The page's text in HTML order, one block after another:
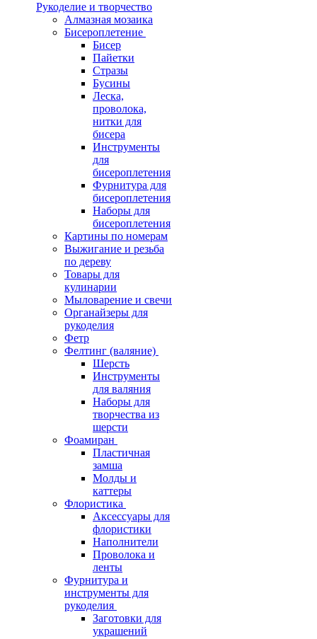
Рукоделие и творчество
Алмазная мозаика
Бисероплетение
Бисер
Пайетки
Стразы
Бусины
Леска,
проволока,
нитки для
бисера
Инструменты
для
бисероплетения
Фурнитура для
бисероплетения
Наборы для
бисероплетения
Картины по номерам
Выжигание и резьба
по дереву
Товары для
кулинарии
Мыловарение и свечи
Органайзеры для
рукоделия
Фетр
Фелтинг (валяние)
Шерсть
Инструменты
для валяния
Наборы для
творчества из
шерсти
Фоамиран
Пластичная
замша
Молды и
каттеры
Флористика
Аксессуары для
флористики
Наполнители
Проволока и
ленты
Фурнитура и
инструменты для
рукоделия
Заготовки для
украшений